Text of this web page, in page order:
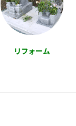
リフォーム